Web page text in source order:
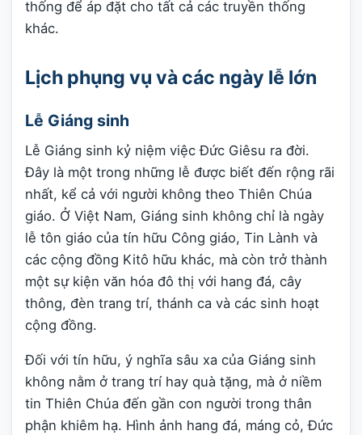
thống để áp đặt cho tất cả các truyền thống
khác.
Lịch phụng vụ và các ngày lễ lớn
Lễ Giáng sinh
Lễ Giáng sinh kỷ niệm việc Đức Giêsu ra đời.
Đây là một trong những lễ được biết đến rộng rãi
nhất, kể cả với người không theo Thiên Chúa
giáo. Ở Việt Nam, Giáng sinh không chỉ là ngày
lễ tôn giáo của tín hữu Công giáo, Tin Lành và
các cộng đồng Kitô hữu khác, mà còn trở thành
một sự kiện văn hóa đô thị với hang đá, cây
thông, đèn trang trí, thánh ca và các sinh hoạt
cộng đồng.
Đối với tín hữu, ý nghĩa sâu xa của Giáng sinh
không nằm ở trang trí hay quà tặng, mà ở niềm
tin Thiên Chúa đến gần con người trong thân
phận khiêm hạ. Hình ảnh hang đá, máng cỏ, Đức